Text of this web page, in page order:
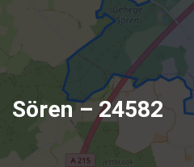
Sören – 24582